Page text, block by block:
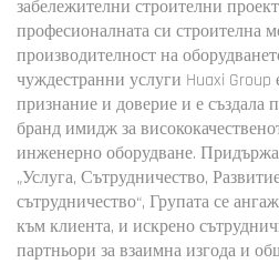
забележителни строителни
професионалната си строителна
производителност на
чуждестранни услуги Huaxi Group
признание и доверие и е създала
бранд имидж за
инженерно оборудване.
„Услуга, Сътрудничество,
сътрудничество“, Групата се
към клиента, и искрено
партньори за взаимна изгода и